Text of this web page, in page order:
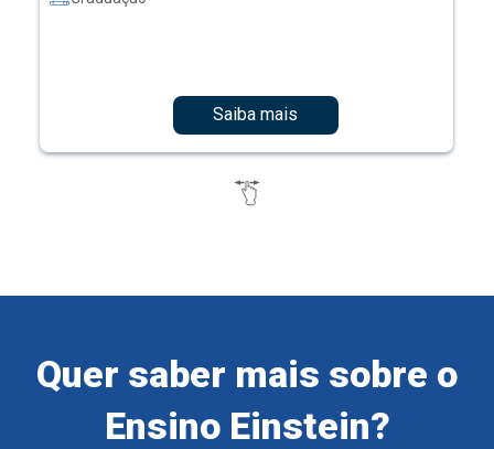
Saiba mais
Quer saber mais sobre o
Ensino Einstein?